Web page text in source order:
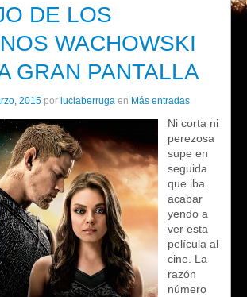
DE LOS
WACHOWSKI
GRAN PANTALLA
2015 por luciaberruga en Más entradas
Ni corta ni
perezosa
supe en
seguida
que iba
acabar
yendo a
ver esta
película al
cine. La
razón
número